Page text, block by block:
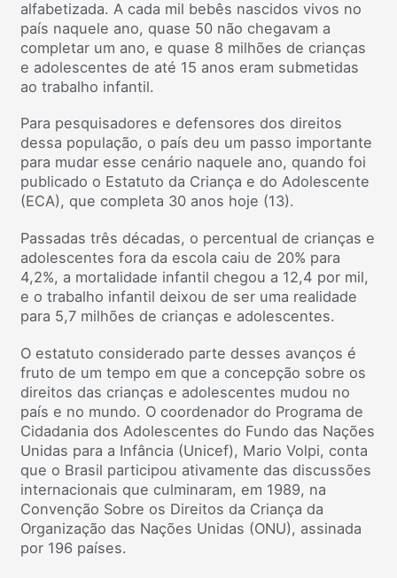
alfabetizada. A cada mil bebês nascidos vivos no
país naquele ano, quase 50 não chegavam a
completar um ano, e quase 8 milhões de crianças
e adolescentes de até 15 anos eram submetidas
ao trabalho infantil.
Para pesquisadores e defensores dos direitos
dessa população, o país deu um passo importante
para mudar esse cenário naquele ano, quando foi
publicado o Estatuto da Criança e do Adolescente
(ECA), que completa 30 anos hoje (13).
Passadas três décadas, o percentual de crianças e
adolescentes fora da escola caiu de 20% para
4,2%, a mortalidade infantil chegou a 12,4 por mil,
e o trabalho infantil deixou de ser uma realidade
para 5,7 milhões de crianças e adolescentes.
O estatuto considerado parte desses avanços é
fruto de um tempo em que a concepção sobre os
direitos das crianças e adolescentes mudou no
país e no mundo. O coordenador do Programa de
Cidadania dos Adolescentes do Fundo das Nações
Unidas para a Infância (Unicef), Mario Volpi, conta
que o Brasil participou ativamente das discussões
internacionais que culminaram, em 1989, na
Convenção Sobre os Direitos da Criança da
Organização das Nações Unidas (ONU), assinada
por 196 países.